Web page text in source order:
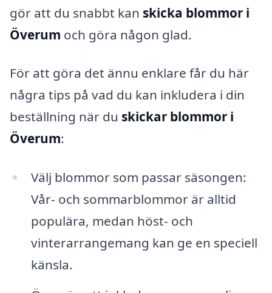
gör att du snabbt kan skicka blommor i
Överum och göra någon glad.
För att göra det ännu enklare får du här
några tips på vad du kan inkludera i din
beställning när du skickar blommor i
Överum:
Välj blommor som passar säsongen:
Vår- och sommarblommor är alltid
populära, medan höst- och
vinterarrangemang kan ge en speciell
känsla.